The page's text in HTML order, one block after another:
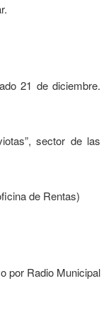
21 de diciembre.
sector de las
de Rentas)
por Radio Municipal